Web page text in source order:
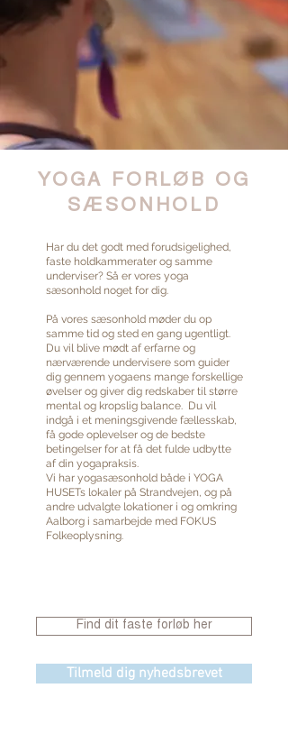
YOGA FORLØB OG
SÆSONHOLD
Har du det godt med forudsigelighed,
faste holdkammerater og samme
underviser? Så er vores yoga
sæsonhold noget for dig.
På vores sæsonhold møder du op
samme tid og sted en gang ugentligt.
Du vil blive mødt aferfarne og
nærværende undervisere som guider
dig gennem yogaens mange forskellige
øvelser og giver dig redskaber til større
mental og kropslig balance. Du vil
indgå i et meningsgivende fællesskab,
få gode oplevelser og de bedste
betingelser for at få det fulde udbytte
af din yogapraksis.
Vi har yogasæsonhold både i YOGA
HUSETs lokaler på Strandvejen, og på
andre udvalgte lokationer i og omkring
Aalborg i samarbejde med FOKUS
Folkeoplysning.
Find dit faste forløb her
Tilmeld dig nyhedsbrevet